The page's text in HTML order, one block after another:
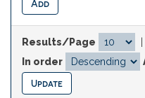
Results/Page
In order